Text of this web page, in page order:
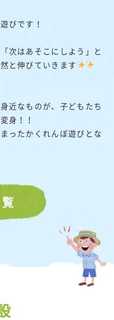
びです！
次はあそこにしよう」と
と伸びていきます
近なものが、子どもたち
身！！
ったかくれんぼ遊びとな